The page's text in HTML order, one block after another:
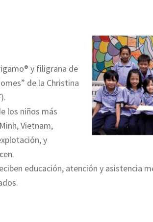
y filigrana de
de la Christina
los niños más
Vietnam,
y
educación, atención y asistencia